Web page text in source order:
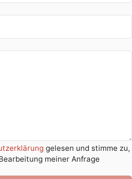
gelesen und stimme zu,
meiner Anfrage